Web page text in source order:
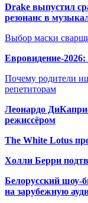
Drake выпустил
резонанс в
Выбор маски
Евровидение-
Почему родители
репетиторам
Леонардо
режиссёром
The White Lotus
Холли Берри
Белорусский шоу-
на зарубежную